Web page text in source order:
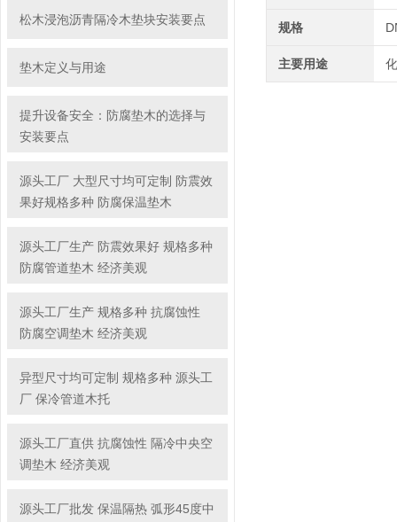
松木浸泡沥青隔冷木垫块安装要点
垫木定义与用途
提升设备安全：防腐垫木的选择与
安装要点
源头工厂 大型尺寸均可定制 防震效
果好规格多种 防腐保温垫木
源头工厂生产 防震效果好 规格多种
防腐管道垫木 经济美观
源头工厂生产 规格多种 抗腐蚀性
防腐空调垫木 经济美观
异型尺寸均可定制 规格多种 源头工
厂 保冷管道木托
源头工厂直供 抗腐蚀性 隔冷中央空
调垫木 经济美观
源头工厂批发 保温隔热 弧形45度中
规格
主要用途